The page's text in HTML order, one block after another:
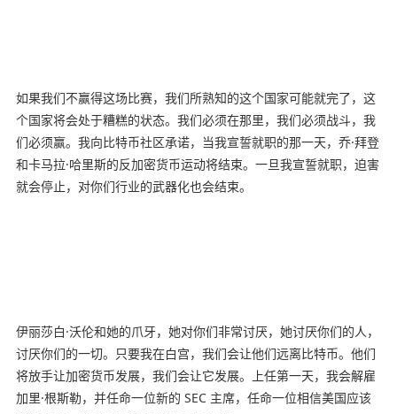
如果我们不赢得这场比赛，我们所熟知的这个国家可能就完了，这
个国家将会处于糟糕的状态。我们必须在那里，我们必须战斗，我
们必须赢。我向比特币社区承诺，当我宣誓就职的那一天，乔·拜登
和卡马拉·哈里斯的反加密货币运动将结束。一旦我宣誓就职，迫害
就会停止，对你们行业的武器化也会结束。
伊丽莎白·沃伦和她的爪牙，她对你们非常讨厌，她讨厌你们的人，
讨厌你们的一切。只要我在白宫，我们会让他们远离比特币。他们
将放手让加密货币发展，我们会让它发展。上任第一天，我会解雇
加里·根斯勒，并任命一位新的 SEC 主席，任命一位相信美国应该